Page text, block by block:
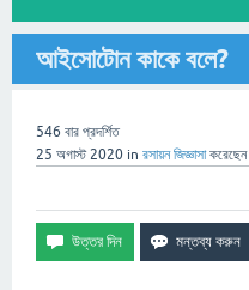
আইসোটোন কাকে বলে?
546 বার প্রদর্শিত
25 অগাস্ট 2020 in রসায়ন জিজ্ঞাসা করেছেন